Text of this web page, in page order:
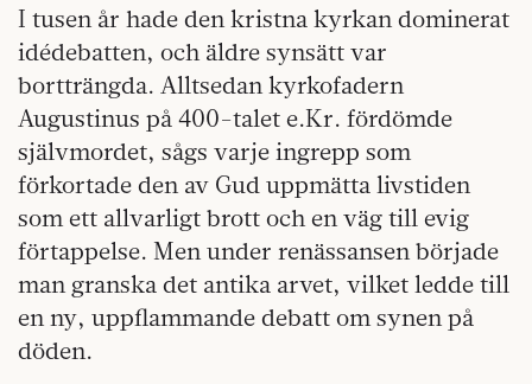
I tusen år hade den kristna kyrkan dominerat
idédebatten, och äldre synsätt var
bortträngda. Alltsedan kyrkofadern
Augustinus på 400-talet e.Kr. fördömde
självmordet, sågs varje ingrepp som
förkortade den av Gud uppmätta livstiden
som ett allvarligt brott och en väg till evig
förtappelse. Men under renässansen började
man granska det antika arvet, vilket ledde till
en ny, uppflammande debatt om synen på
döden.